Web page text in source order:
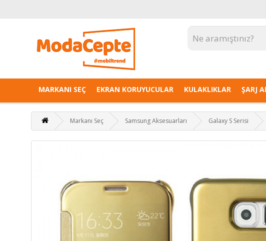
MARKANI SEÇ EKRAN KORUYUCULAR KULAKLIKLAR ŞARJ
Markanı Seç Samsung Aksesuarları Galaxy S Serisi